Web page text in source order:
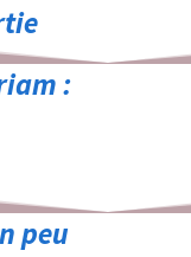
:
peu